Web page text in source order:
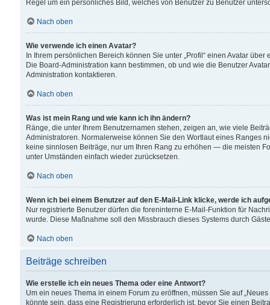
Regel um ein persönliches Bild, welches von Benutzer zu Benutzer
Nach oben
Wie verwende ich einen Avatar?
In Ihrem persönlichen Bereich können Sie unter „Profil“ einen Avatar
Die Board-Administration kann bestimmen, ob und wie die Benutzer
Administration kontaktieren.
Nach oben
Was ist mein Rang und wie kann ich ihn ändern?
Ränge, die unter Ihrem Benutzernamen stehen, zeigen an, wie viele
Administratoren. Normalerweise können Sie den Wortlaut eines Ranges
keine sinnlosen Beiträge, nur um Ihren Rang zu erhöhen — die meisten
unter Umständen einfach wieder zurücksetzen.
Nach oben
Wenn ich bei einem Benutzer auf den E-Mail-Link klicke, werde ich
Nur registrierte Benutzer dürfen die foreninterne E-Mail-Funktion für
wurde. Diese Maßnahme soll den Missbrauch dieses Systems durch
Nach oben
Beiträge schreiben
Wie erstelle ich ein neues Thema oder eine Antwort?
Um ein neues Thema in einem Forum zu eröffnen, müssen Sie auf
könnte sein, dass eine Registrierung erforderlich ist, bevor Sie einen